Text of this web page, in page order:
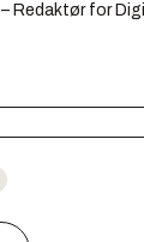
– Redaktør for